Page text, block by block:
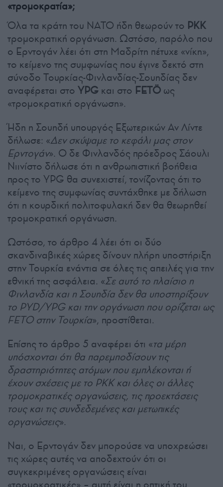
«τρομοκρατία»;
Όλα τα κράτη του ΝΑΤΟ ήδη θεωρούν το PKK
τρομοκρατική οργάνωση. Ωστόσο, παρόλο που
ο Ερντογάν λέει ότι στη Μαδρίτη πέτυχε «νίκη»,
το κείμενο της συμφωνίας που έγινε δεκτό στη
σύνοδο Τουρκίας-Φινλανδίας-Σουηδίας δεν
αναφέρεται στο YPG και στο FΕTÖ ως
«τρομοκρατική οργάνωση».
Ήδη η Σουηδή υπουργός Εξωτερικών Αν Λίντε
δήλωσε: «Δεν σκύψαμε το κεφάλι μας στον
Ερντογάν». Ο δε Φινλανδός πρόεδρος Σάουλι
Νιινίστο δήλωσε ότι η ανθρωπιστική βοήθεια
προς το YPG θα συνεχιστεί, τονίζοντας ότι το
κείμενο της συμφωνίας συντάχθηκε με δήλωση
ότι η κουρδική πολιτοφυλακή δεν θα θεωρηθεί
τρομοκρατική οργάνωση.
Ωστόσο, το άρθρο 4 λέει ότι οι δύο
σκανδιναβικές χώρες δίνουν πλήρη υποστήριξη
στην Τουρκία ενάντια σε όλες τις απειλές για την
εθνική της ασφάλεια. «Σε αυτό το πλαίσιο η
Φινλανδία και η Σουηδία δεν θα υποστηρίξουν
το PYD/YPG και την οργάνωση που ορίζεται ως
FETO στην Τουρκία», προστίθεται.
Επίσης το άρθρο 5 αναφέρει ότι «τα μέρη
υπόσχονται ότι θα παρεμποδίσουν τις
δραστηριότητες ατόμων που εμπλέκονται ή
έχουν σχέσεις με το PKK και όλες οι άλλες
τρομοκρατικές οργανώσεις, τις προεκτάσεις
τους και τις συνδεδεμένες και μετωπικές
οργανώσεις».
Ναι, ο Ερντογάν δεν μπορούσε να υποχρεώσει
τις χώρες αυτές να αποδεχτούν ότι οι
συγκεκριμένες οργανώσεις είναι